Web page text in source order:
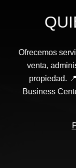
Ofrecemos
venta,
propiedad.
Business